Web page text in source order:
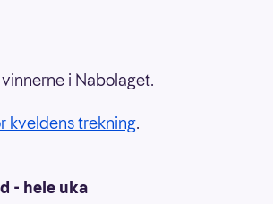
i Nabolaget.
kveldens trekning.
- hele uka